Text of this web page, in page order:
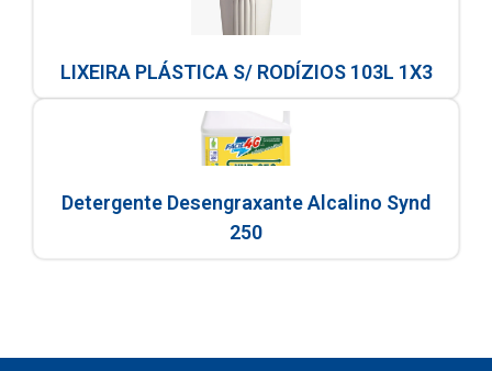
LIXEIRA PLÁSTICA S/ RODÍZIOS 103L 1X3
Detergente Desengraxante Alcalino Synd
250